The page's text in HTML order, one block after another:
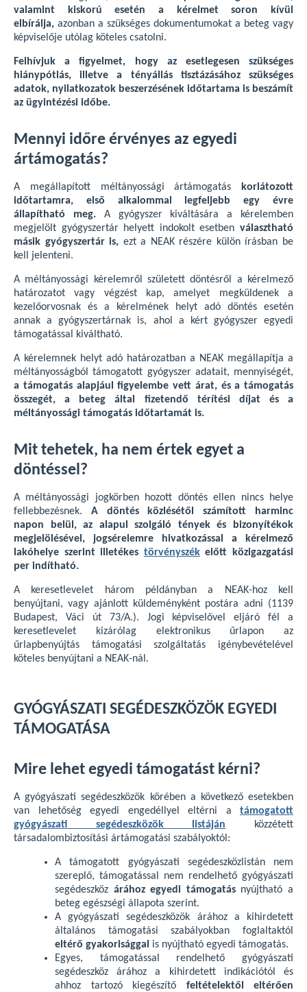
valamint kiskorú esetén a kérelmet soron kívül
elbírálja, azonban a szükséges dokumentumokat a beteg vagy
képviselője utólag köteles csatolni.
Felhívjuk a figyelmet, hogy az esetlegesen szükséges
hiánypótlás, illetve a tényállás tisztázásához szükséges
adatok, nyilatkozatok beszerzésének időtartama is beszámít
az ügyintézési időbe.
Mennyi időre érvényes az egyedi
ártámogatás?
A megállapított méltányossági ártámogatás
korlátozott
időtartamra, első alkalommal legfeljebb egy évre
állapítható meg.A gyógyszer kiváltására a kérelemben
megjelölt gyógyszertár helyett indokolt esetben választható
másik gyógyszertár is, ezt a NEAK részére külön írásban be
kell jelenteni.
A méltányossági kérelemről született döntésről a kérelmező
határozatot vagy végzést kap, amelyet megküldenek a
kezelőorvosnak és a kérelmének helyt adó döntés esetén
annak a gyógyszertárnak is, ahol a kért gyógyszer egyedi
támogatással kiváltható.
A kérelemnek helyt adó határozatban a NEAK megállapítja a
méltányosságból támogatott gyógyszer adatait, mennyiségét,
a támogatás alapjául figyelembe vett árat, és a támogatás
összegét, a beteg által fizetendő térítési díjat és a
méltányossági támogatás időtartamát is.
Mit tehetek, ha nem értek egyet a
döntéssel?
A méltányossági jogkörben hozott döntés ellen nincs helye
fellebbezésnek. A döntés közlésétől számított harminc
napon belül, az alapul szolgáló tények és bizonyítékok
megjelölésével, jogsérelemre hivatkozással a kérelmező
lakóhelye szerint illetékes törvényszékelőtt közigazgatási
per indítható.
A keresetlevelet három példányban a NEAK-hoz kell
benyújtani, vagy ajánlott küldeményként postára adni (1139
Budapest, Váci út 73/A.). Jogi képviselővel eljáró fél a
keresetlevelet kizárólag elektronikus űrlapon az
űrlapbenyújtás támogatási szolgáltatás igénybevételével
köteles benyújtani a NEAK-nál.
GYÓGYÁSZATI SEGÉDESZKÖZÖK EGYEDI
TÁMOGATÁSA
Mire lehet egyedi támogatást kérni?
A gyógyászati segédeszközök körében a következő esetekben
van lehetőség egyedi engedéllyel eltérni a támogatott
gyógyászati segédeszközök listáján közzétett
társadalombiztosítási ártámogatási szabályoktól:
A támogatott gyógyászati segédeszközlistán nem
szereplő, támogatással nem rendelhető gyógyászati
segédeszköz árához egyedi támogatásnyújtható a
beteg egészségi állapota szerint.
A gyógyászati segédeszközök árához a kihirdetett
általános támogatási szabályokban foglaltaktól
eltérő gyakorisággal
is nyújtható egyedi támogatás.
Egyes, támogatással rendelhető gyógyászati
segédeszköz árához a kihirdetett indikációtól és
ahhoz tartozó kiegészítő feltételektől eltérően